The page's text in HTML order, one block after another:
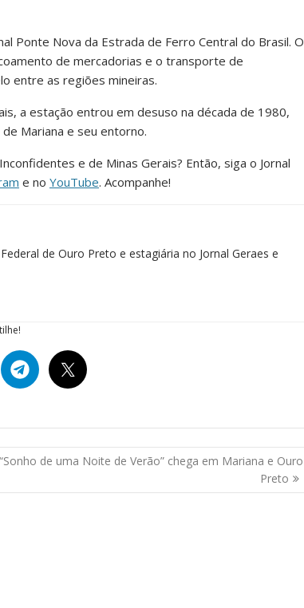
Ponte Nova da Estrada de Ferro Central do Brasil. O
de mercadorias e o transporte de
entre as regiões mineiras.
a estação entrou em desuso na década de 1980,
Mariana e seu entorno.
e de Minas Gerais? Então, siga o Jornal
e no YouTube. Acompanhe!
de Ouro Preto e estagiária no Jornal Geraes e
“Sonho de uma Noite de Verão” chega em Mariana e Ouro
Preto